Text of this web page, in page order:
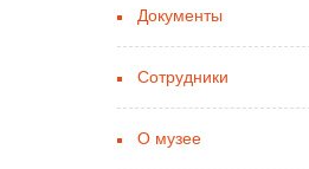
Документы
Сотрудники
О музее